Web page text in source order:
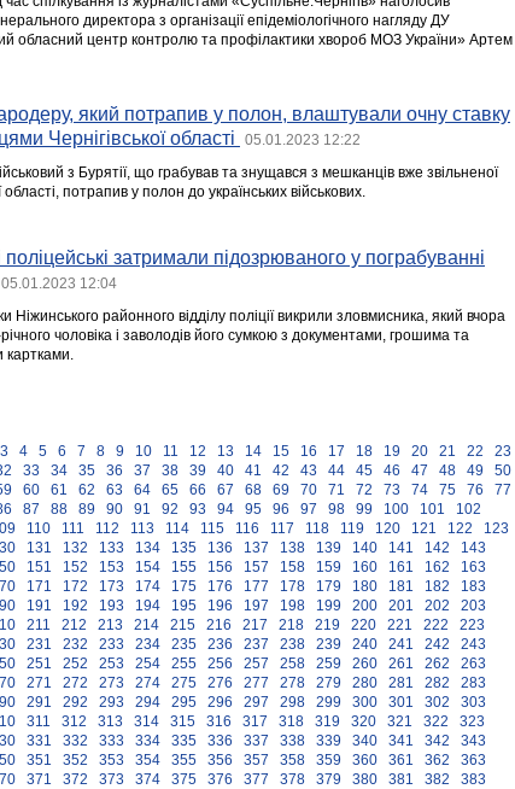
директора з організації епідеміологічного нагляду ДУ
обласний центр контролю та профілактики хвороб МОЗ України» Артем
який потрапив у полон, влаштували очну ставку
Чернігівської області
05.01.2023 12:22
з Бурятії, що грабував та знущався з мешканців вже звільненої
області, потрапив у полон до українських військових.
поліцейські затримали підозрюваного у пограбуванні
05.01.2023 12:04
Ніжинського районного відділу поліції викрили зловмисника, який вчора
чоловіка і заволодів його сумкою з документами, грошима та
картками.
3 4 5 6 7 8 9 10 11 12 13 14 15 16 17 18 19 20 21 22
23
33 34 35 36 37 38 39 40 41 42 43 44 45 46 47 48 49
50
60 61 62 63 64 65 66 67 68 69 70 71 72 73 74 75 76
77
87 88 89 90 91 92 93 94 95 96 97 98 99 100 101
102
110 111 112 113 114 115 116 117 118 119 120 121 122
123
131 132 133 134 135 136 137 138 139 140 141 142
143
151 152 153 154 155 156 157 158 159 160 161 162
163
171 172 173 174 175 176 177 178 179 180 181 182
183
191 192 193 194 195 196 197 198 199 200 201 202
203
211 212 213 214 215 216 217 218 219 220 221 222
223
231 232 233 234 235 236 237 238 239 240 241 242
243
251 252 253 254 255 256 257 258 259 260 261 262
263
271 272 273 274 275 276 277 278 279 280 281 282
283
291 292 293 294 295 296 297 298 299 300 301 302
303
311 312 313 314 315 316 317 318 319 320 321 322
323
331 332 333 334 335 336 337 338 339 340 341 342
343
351 352 353 354 355 356 357 358 359 360 361 362
363
371 372 373 374 375 376 377 378 379 380 381 382
383